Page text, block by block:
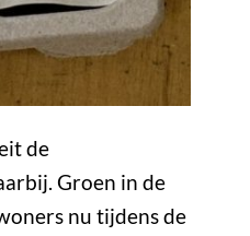
de
Groen in de
nu tijdens de